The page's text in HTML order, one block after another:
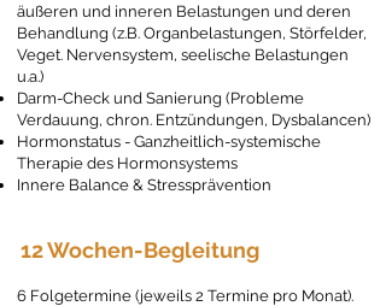
äußeren und inneren Belastungen und deren
Behandlung (z.B. Organbelastungen, Störfelder,
Veget. Nervensystem, seelische Belastungen
u.a.)
Darm-Check und Sanierung (Probleme
Verdauung, chron. Entzündungen, Dysbalancen)
Hormonstatus - Ganzheitlich-systemische
Therapie des Hormonsystems
Innere Balance & Stressprävention
12 Wochen-Begleitung
6 Folgetermine (jeweils 2 Termine pro Monat).